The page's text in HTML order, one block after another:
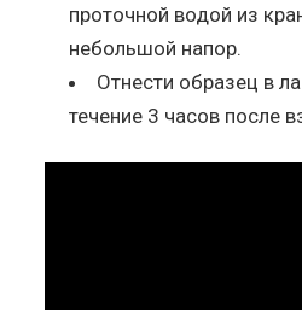
проточной водой из
небольшой напор.
Отнести образец в
течение 3 часов после